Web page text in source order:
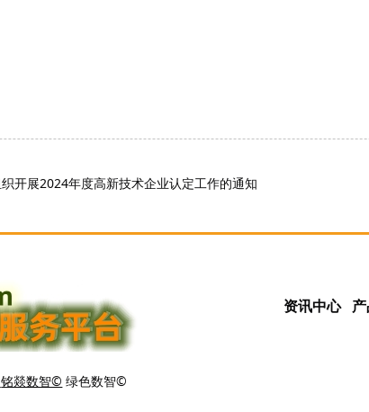
开展2024年度高新技术企业认定工作的通知
铭燚数智© 绿色数智©
资讯中心